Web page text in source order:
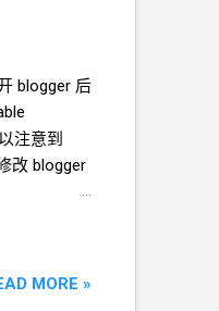
blogger 后
注意到
改 blogger
MORE »